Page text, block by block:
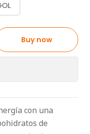
Buy now
con una
de